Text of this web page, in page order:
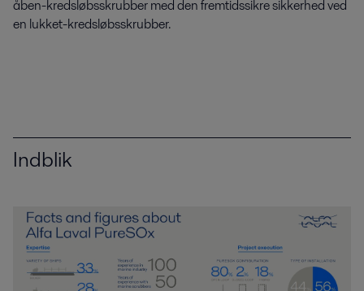
åben-kredsløbsskrubber med den fremtidssikre sikkerhed ved
en lukket-kredsløbsskrubber.
Indblik